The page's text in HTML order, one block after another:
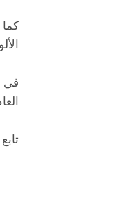
في